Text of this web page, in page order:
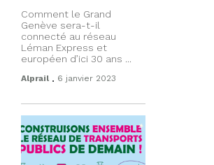
Comment le Grand
Genève sera-t-il
connecté au réseau
Léman Express et
européen d’ici 30 ans ...
Alprail . 6 janvier 2023